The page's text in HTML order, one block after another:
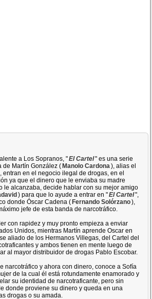
a Los Sopranos, "El Cartel" es una serie
de Martín González (Manolo Cardona), alias el
entran en el negocio ilegal de drogas, en el
ya que el dinero que le enviaba su madre
le alcanzaba, decide hablar con su mejor amigo
) para que lo ayude a entrar en "El Cartel",
donde Óscar Cadena (Fernando Solórzano),
jefe de esta banda de narcotráfico.
con rapidez y muy pronto empieza a enviar
Unidos, mientras Martín aprende Oscar en
aliado de los Hermanos Villegas, del Cartel del
y ambos tienen en mente luego de
al mayor distribuidor de drogas Pablo Escobar.
narcotráfico y ahora con dinero, conoce a Sofía
de la cual él está rotundamente enamorado y
su identidad de narcotraficante, pero sin
donde proviene su dinero y queda en una
drogas o su amada.